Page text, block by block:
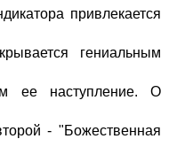
привлекается
гениальным
ее наступление. О
- "Божественная